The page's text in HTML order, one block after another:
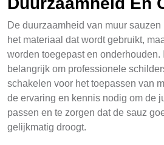
De duurzaamheid van muur
het materiaal dat wordt gebruikt,
worden toegepast en onderhouden.
belangrijk om professionele
schakelen voor het toepassen van
de ervaring en kennis nodig om de
passen en te zorgen dat de sauz
gelijkmatig droogt.